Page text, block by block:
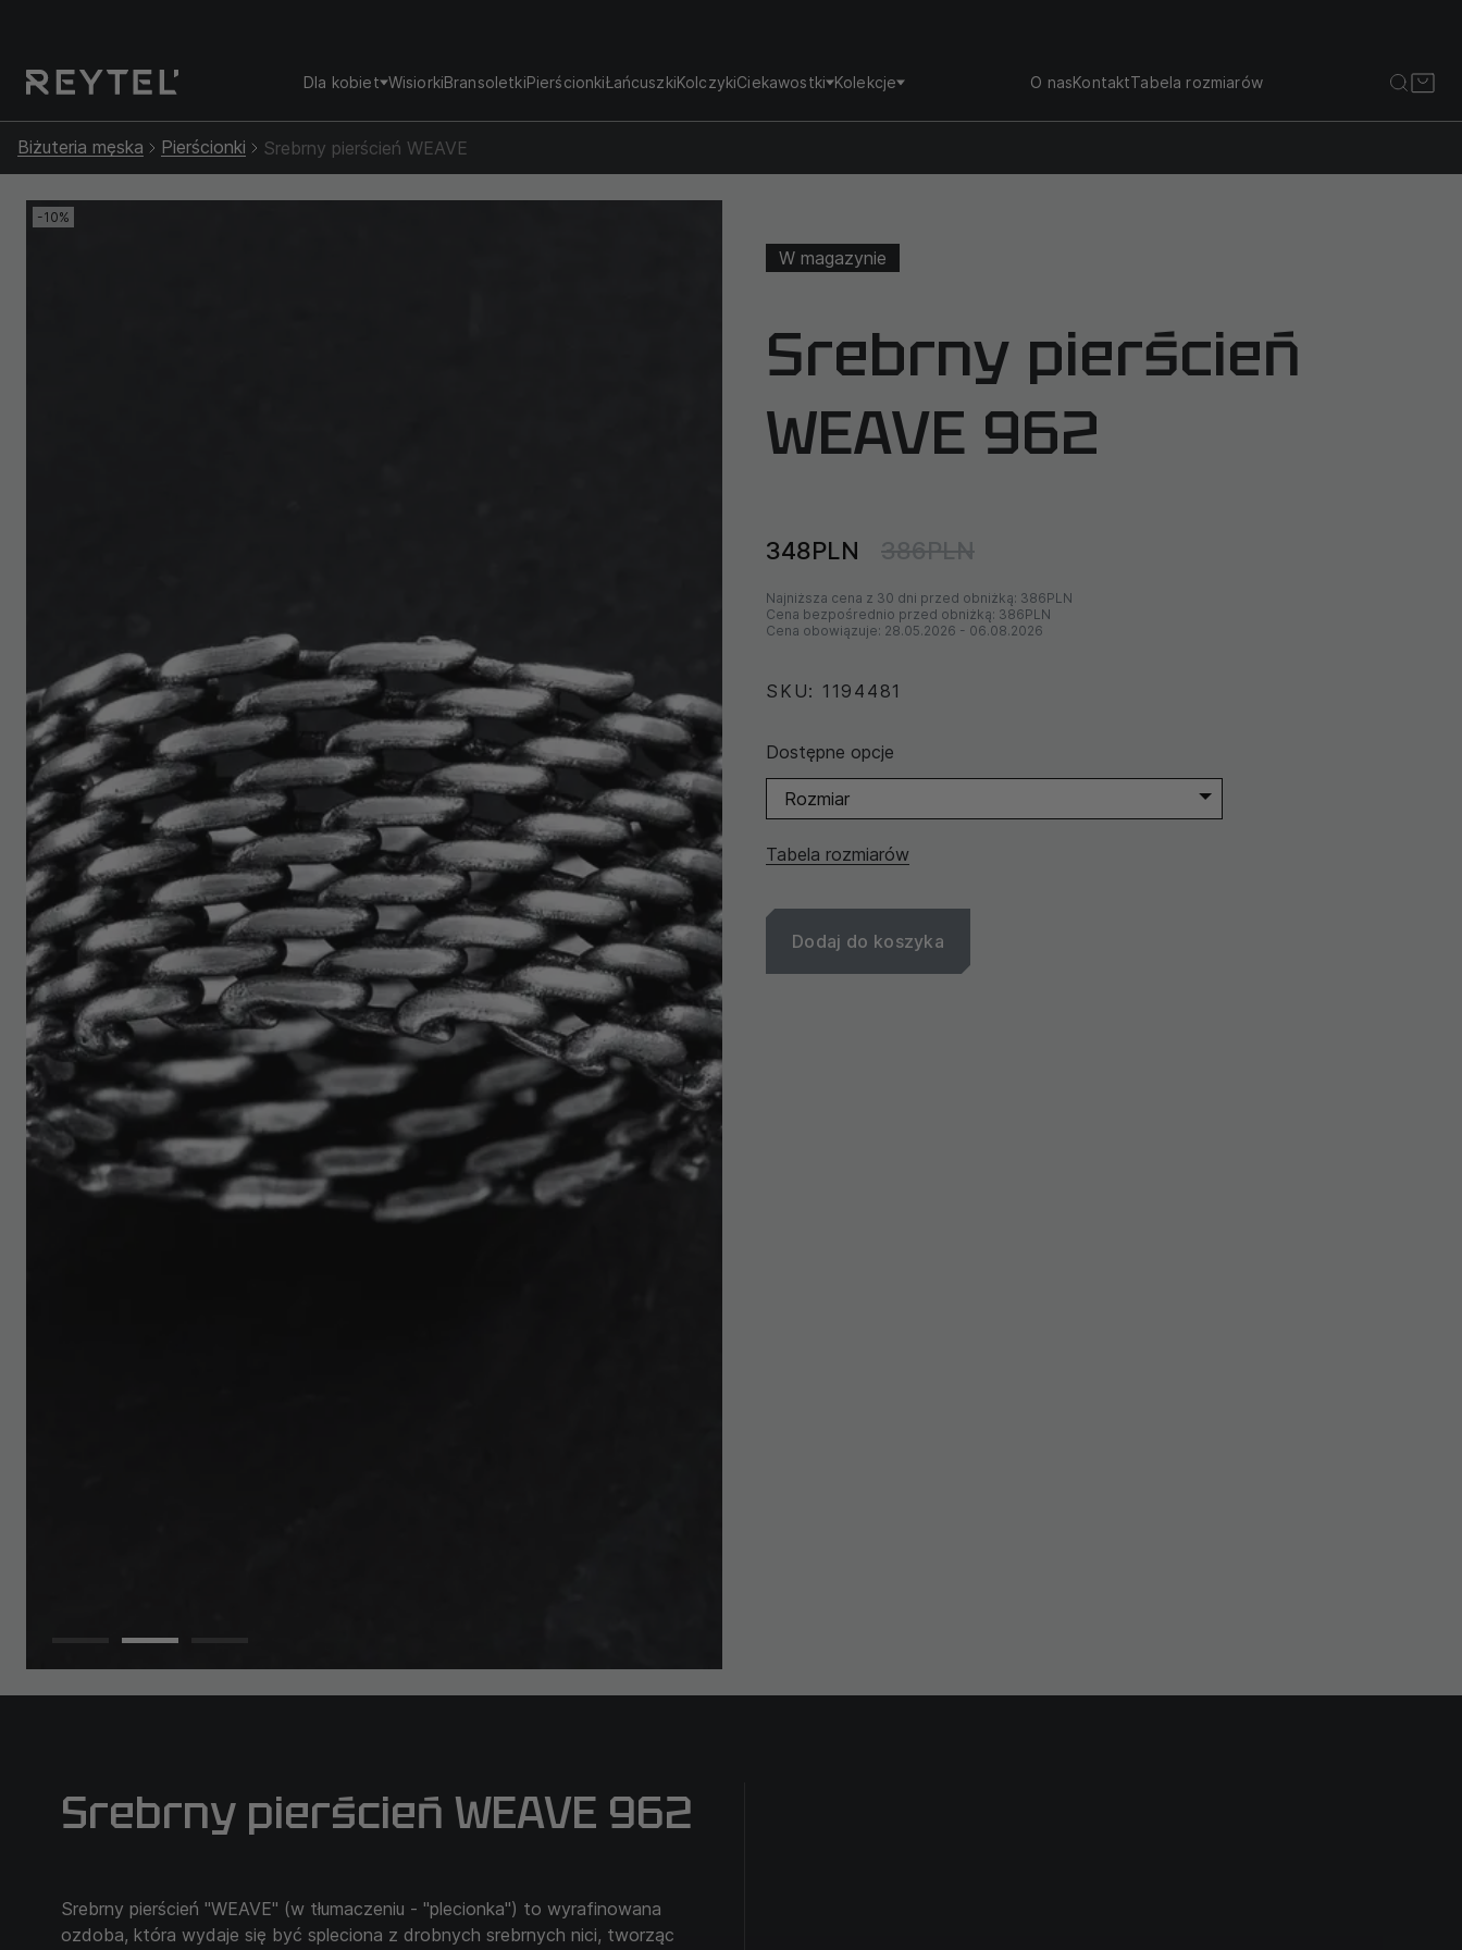
Dla kobiet WisiorkiBransoletkiPierścionkiŁańcuszkiKolczykiCiekawostki Kolekcje O nasKontaktTabela rozmiarów
Biżuteria męska Pierścionki Srebrny pierścień WEAVE
-10%
W magazynie
Srebrny pierścień
WEAVE 962
348PLN 386PLN
Najniższa cena z 30 dni przed obniżką: 386PLN
Cena bezpośrednio przed obniżką: 386PLN
Cena obowiązuje: 28.05.2026 - 06.08.2026
SKU: 1194481
Dostępne opcje
Rozmiar
Tabela rozmiarów
Dodaj do koszyka
Srebrny pierścień WEAVE 962
Srebrny pierścień "WEAVE" (w tłumaczeniu - "plecionka") to wyrafinowana
ozdoba, która wydaje się być spleciona z drobnych srebrnych nici, tworząc